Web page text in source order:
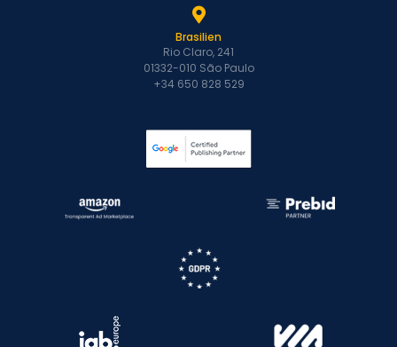
Brasilien
Rio Claro, 241
01332-010 São Paulo
+34 650 828 529